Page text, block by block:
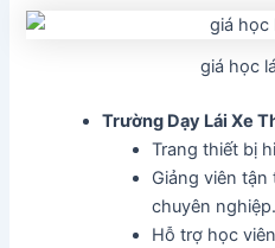
giá học
Trường Dạy Lái Xe
Trang thiết bị
Giảng viên
chuyên nghiệp.
Hỗ trợ học